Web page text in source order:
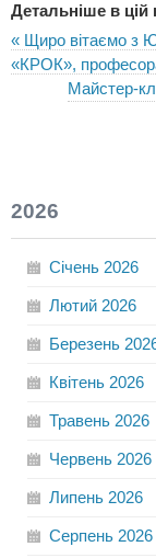
Детальніше в цій
« Щиро вітаємо з
«КРОК»,
Майстер-
2026
Січень 2026
Лютий 2026
Березень
Квітень 2026
Травень 2026
Червень 2026
Липень 2026
Серпень 2026